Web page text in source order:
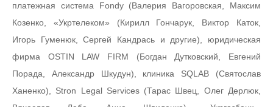
платежная система Fondy (Валерия Вагоровская, Максим
Козенко, «Укртелеком» (Кирилл Гончарук, Виктор Каток,
Игорь Гуменюк, Сергей Кандрась и другие), юридическая
фирма OSTIN LAW FIRM (Богдан Дутковский, Евгений
Порада, Александр Шкудун), клиника SQLAB (Святослав
Ханенко), Stron Legal Services (Тарас Швец, Олег Дерлюк,